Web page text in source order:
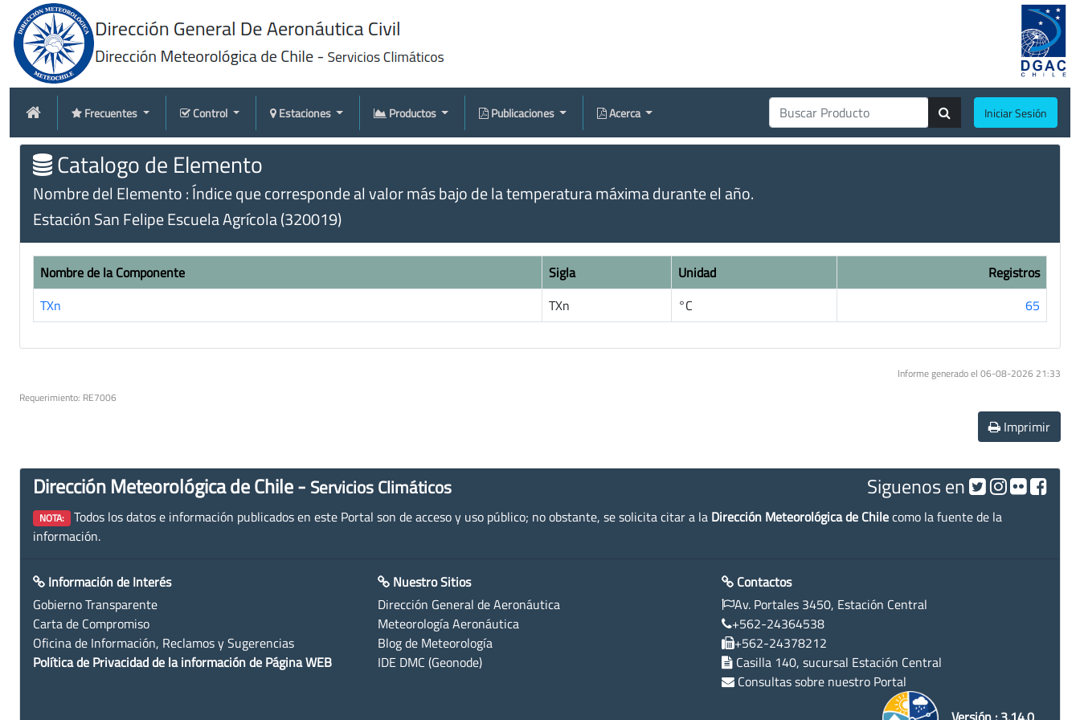
Frecuentes Control Estaciones Productos Publicaciones Acerca Iniciar Sesión
Catalogo de Elemento
Nombre del Elemento : Índice que corresponde al valor más bajo de la temperatura máxima durante el año.
Estación San Felipe Escuela Agrícola (320019)
Nombre de la Componente Sigla Unidad
Registros
TXn
TXn °C 65
Informe generado el 06-08-2026 21:33
Requerimiento: RE7006
Imprimir
Dirección Meteorológica de Chile - Servicios Climáticos Siguenos en
NOTA: Todos los datos e información publicados en este Portal son de acceso y uso público; no obstante, se solicita citar a la Dirección Meteorológica de Chilecomo la fuente de la
información.
Información de Interés
Gobierno Transparente
Carta de Compromiso
Oficina de Información, Reclamos y Sugerencias
Política de Privacidad de la información de Página WEB
Nuestro Sitios
Dirección General de Aeronáutica
Meteorología Aeronáutica
Blog de Meteorología
IDE DMC (Geonode)
Contactos
Av. Portales 3450, Estación Central
+562-24364538
+562-24378212
Casilla 140, sucursal Estación Central
Consultas sobre nuestro Portal